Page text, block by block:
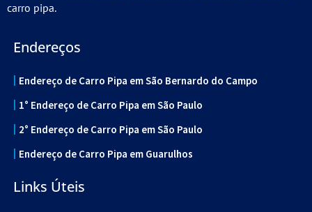
carro pipa.
Endereços
Endereço de Carro Pipa em São Bernardo do Campo
1° Endereço de Carro Pipa em São Paulo
2° Endereço de Carro Pipa em São Paulo
Endereço de Carro Pipa em Guarulhos
Links Úteis